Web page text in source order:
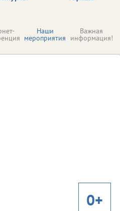
Наши
мероприятия
Важная
информация!
0+